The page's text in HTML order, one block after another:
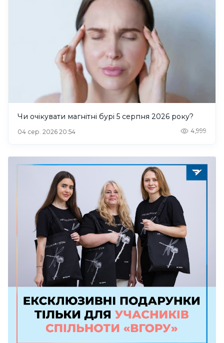
Чи очікувати магнітні бурі 5 серпня 2026 року?
04 сер. 2026 20:54 4,999